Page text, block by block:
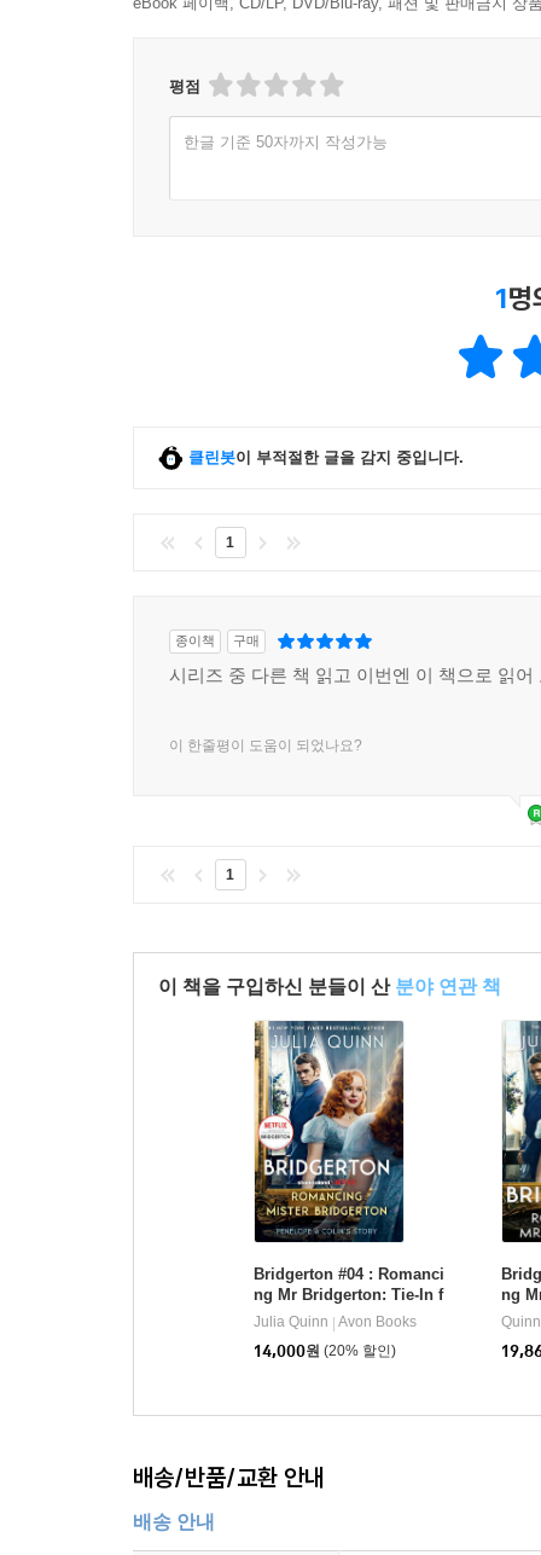
평점
한글 기준 50자까지 작성가능
1명
클린봇이 부적절한 글을 감지 중입니다.
1
종이책 구매
시리즈 중 다른 책 읽고 이번엔 이 책으로 읽어
이 한줄평이 도움이 되었나요?
1
이 책을 구입하신 분들이 산 분야 연관 책
Bridgerton #04 : Romanci
ng Mr Bridgerton: Tie-In f
or Penelope and Colin's
Julia Quinn
Avon Books
14,000원 (20% 할인)
ng
or
배송/반품/교환 안내
배송 안내